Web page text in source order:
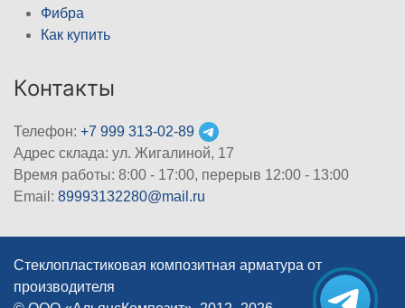
Фибра
Как купить
Контакты
Телефон: +7 999 313-02-89
Адрес склада: ул. Жигалиной, 17
Время работы: 8:00 - 17:00, перерыв 12:00 - 13:00
Email: 89993132280@mail.ru
Стеклопластиковая композитная арматура от
производителя